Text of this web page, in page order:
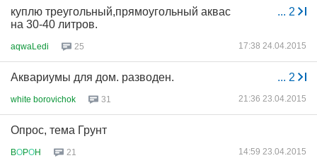
... 2
куплю треугольный,прямоугольный аквас
на 30-40 литров.
aqwaLedi 25 17:38 24.04.2015
... 2
Аквариумы для дом. разводен.
white borovichok 31 21:36 23.04.2015
Опрос, тема Грунт
BОPОH 21 14:59 23.04.2015